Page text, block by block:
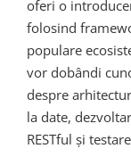
oferi o
folosind
populare
vor dobândi
despre
la date,
RESTful și